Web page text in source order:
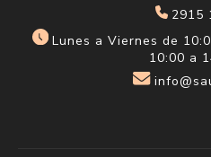
2915
Lunes a Viernes de
10:00 a